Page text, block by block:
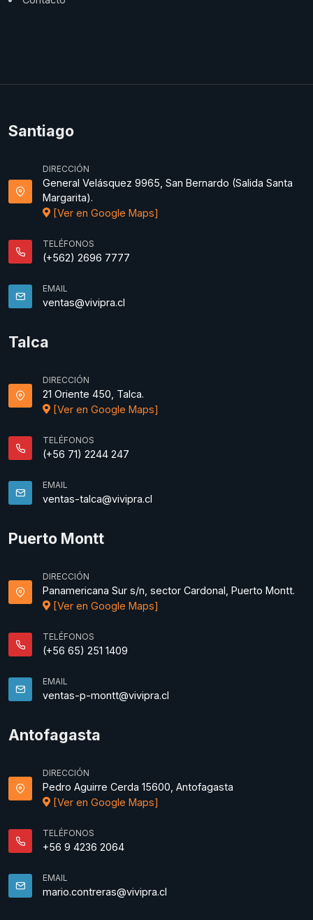
Santiago
DIRECCIÓN
General Velásquez 9965, San Bernardo (Salida Santa
Margarita).
[Ver en Google Maps]
TELÉFONOS
(+562) 2696 7777
EMAIL
ventas@vivipra.cl
Talca
DIRECCIÓN
21 Oriente 450, Talca.
[Ver en Google Maps]
TELÉFONOS
(+56 71) 2244 247
EMAIL
ventas-talca@vivipra.cl
Puerto Montt
DIRECCIÓN
Panamericana Sur s/n, sector Cardonal, Puerto Montt.
[Ver en Google Maps]
TELÉFONOS
(+56 65) 251 1409
EMAIL
ventas-p-montt@vivipra.cl
Antofagasta
DIRECCIÓN
Pedro Aguirre Cerda 15600, Antofagasta
[Ver en Google Maps]
TELÉFONOS
+56 9 4236 2064
EMAIL
mario.contreras@vivipra.cl